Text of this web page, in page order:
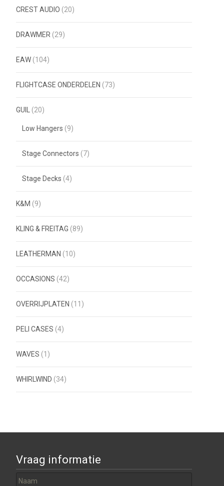
CREST AUDIO (20)
DRAWMER (29)
EAW (104)
FLIGHTCASE ONDERDELEN (73)
GUIL (20)
Low Hangers (9)
Stage Connectors (7)
Stage Decks (4)
K&M (9)
KLING & FREITAG (89)
LEATHERMAN (10)
OCCASIONS (42)
OVERRIJPLATEN (11)
PELI CASES (4)
WAVES (1)
WHIRLWIND (34)
Vraag informatie